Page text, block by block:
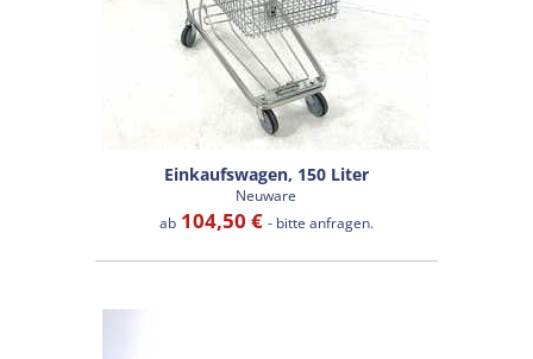
Einkaufswagen, 150 Liter
Neuware
ab104,50 € - bitte anfragen.